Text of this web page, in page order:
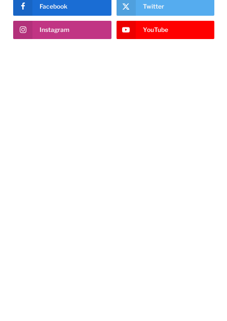
Facebook Twitter
Instagram YouTube